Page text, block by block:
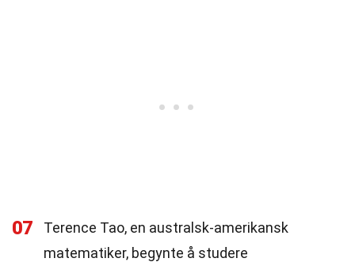
07
Terence Tao, en australsk-amerikansk
matematiker, begynte å studere